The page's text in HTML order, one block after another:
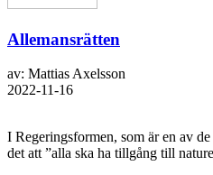
Allemansrätten
av: Mattias Axelsson
2022-11-16
I Regeringsformen, som är en av
det att ”alla ska ha tillgång till